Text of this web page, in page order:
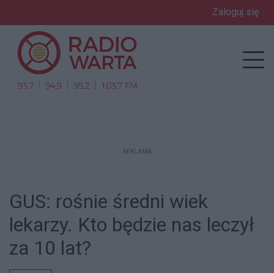
Zaloguj się
REKLAMA
GUS: rośnie średni wiek
lekarzy. Kto będzie nas leczył
za 10 lat?